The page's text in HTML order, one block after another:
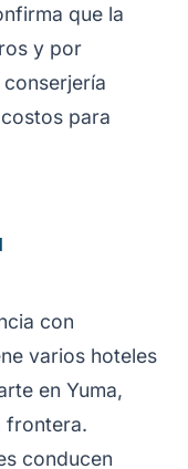
que la
y por
para
con
varios hoteles
en Yuma,
frontera.
conducen